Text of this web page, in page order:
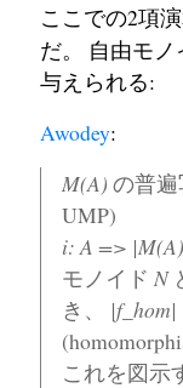
ここでの2項
だ。 自由モノ
与えられる:
Awodey:
M(A) の普遍
UMP)
i: A =>
モノイド N
き、
これを図示